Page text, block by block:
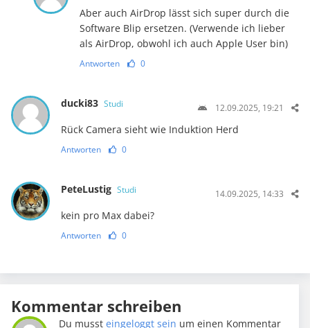
Aber auch AirDrop lässt sich super durch die
Software Blip ersetzen. (Verwende ich lieber
als AirDrop, obwohl ich auch Apple User bin)
Antworten 0
ducki83 Studi 12.09.2025, 19:21
Rück Camera sieht wie Induktion Herd
Antworten 0
PeteLustig Studi 14.09.2025, 14:33
kein pro Max dabei?
Antworten 0
Kommentar schreiben
Du mussteingeloggt sein um einen Kommentar